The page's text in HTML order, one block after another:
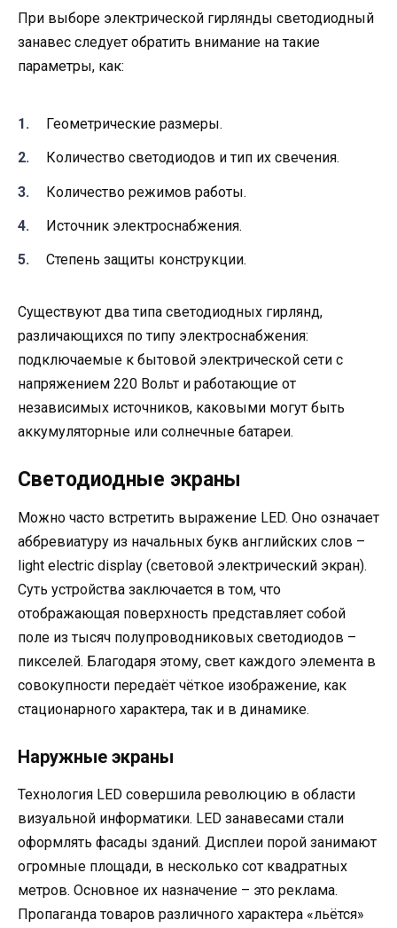
При выборе электрической гирлянды светодиодный
занавес следует обратить внимание на такие
параметры, как:
Геометрические размеры.
Количество светодиодов и тип их свечения.
Количество режимов работы.
Источник электроснабжения.
Степень защиты конструкции.
Существуют два типа светодиодных гирлянд,
различающихся по типу электроснабжения:
подключаемые к бытовой электрической сети с
напряжением 220 Вольт и работающие от
независимых источников, каковыми могут быть
аккумуляторные или солнечные батареи.
Светодиодные экраны
Можно часто встретить выражение LED. Оно означает
аббревиатуру из начальных букв английских слов –
light electric display (световой электрический экран).
Суть устройства заключается в том, что
отображающая поверхность представляет собой
поле из тысяч полупроводниковых светодиодов –
пикселей. Благодаря этому, свет каждого элемента в
совокупности передаёт чёткое изображение, как
стационарного характера, так и в динамике.
Наружные экраны
Технология LED совершила революцию в области
визуальной информатики. LED занавесами стали
оформлять фасады зданий. Дисплеи порой занимают
огромные площади, в несколько сот квадратных
метров. Основное их назначение – это реклама.
Пропаганда товаров различного характера «льётся»